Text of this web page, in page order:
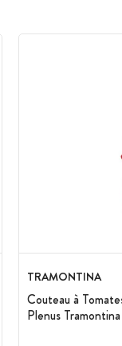
TRAMONTINA
Couteau à
Plenus Tramontina